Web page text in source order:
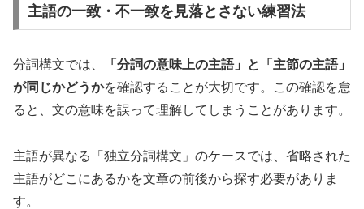
主語の一致・不一致を見落とさない練習法
分詞構文では、
「分詞の意味上の主語」と「主節の主語」
が同じかどうかを確認することが大切です。この確認を怠
ると、文の意味を誤って理解してしまうことがあります。
主語が異なる「独立分詞構文」のケースでは、省略された
主語がどこにあるかを文章の前後から探す必要がありま
す。